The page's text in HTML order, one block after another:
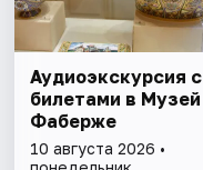
Аудиоэкскурсия с
билетами в Музей
Фаберже
10 августа 2026 •